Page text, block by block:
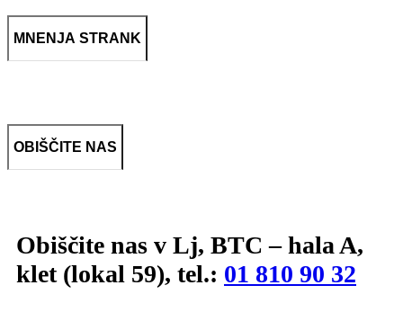
MNENJA STRANK
OBIŠČITE NAS
Obiščite nas v Lj, BTC – hala A,
klet (lokal 59), tel.: 01 810 90 32